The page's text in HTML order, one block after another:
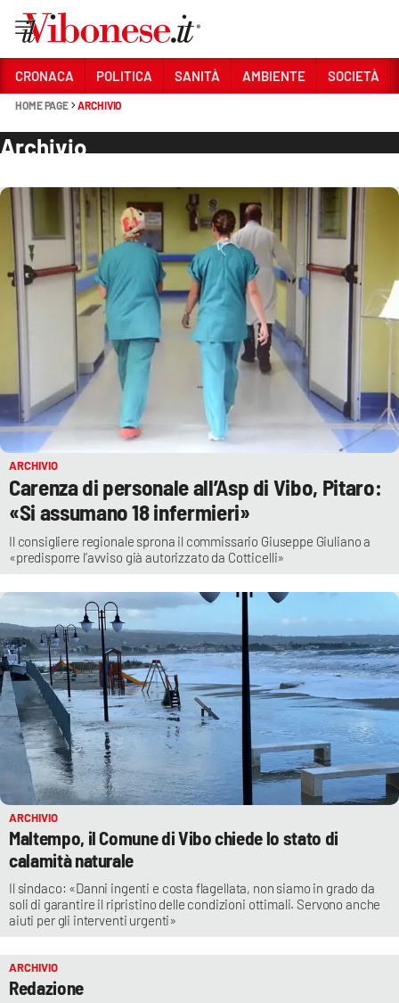
Sezioni
CRONACA
SANITÀ
AMBIENTE
SOCIETÀ
ECONOMIA E LAVORO
EVENTI
SPORT
Streaming
LAC NETWORK
LAC ONAIR
LaC
Network
LACPLAY.IT
LACTV.IT
LACONAIR.IT
LACITYMAG.IT
ILREGGINO.IT
COSENZACHANNEL.IT
CATANZAROCHANNEL.IT
CRONACA POLITICA SANITÀ AMBIENTE SOCIETÀ
HOME PAGE ARCHIVIO
Archivio
ARCHIVIO
Carenza di personale all’Asp di Vibo, Pitaro:
«Si assumano 18 infermieri»
Il consigliere regionale sprona il commissario Giuseppe Giuliano a
«predisporre l’avviso già autorizzato da Cotticelli»
ARCHIVIO
Maltempo, il Comune di Vibo chiede lo stato di
calamità naturale
Il sindaco: «Danni ingenti e costa flagellata, non siamo in grado da
soli di garantire il ripristino delle condizioni ottimali. Servono anche
aiuti per gli interventi urgenti»
ARCHIVIO
Redazione